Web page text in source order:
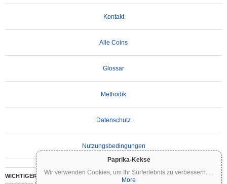
Paprika-Kekse
Wir verwenden Cookies, um Ihr Surferlebnis zu verbessern. ...
More
Kontakt
Alle Coins
Glossar
Methodik
Datenschutz
Nutzungsbedingungen
WICHTIGER HAFTUNGSAUSSCHLUSS:Kryptowährungen sind hochvolatil und mit